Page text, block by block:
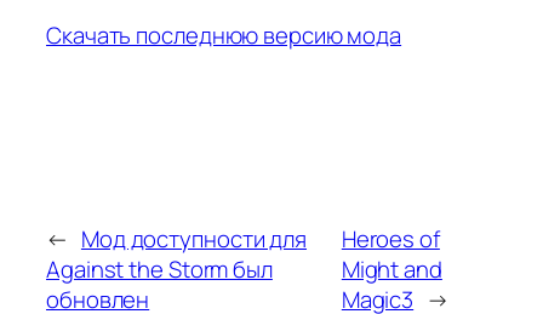
Скачать последнюю версию мода
← Мод доступности для
Against the Storm был
обновлен
Heroes of
Might and
Magic3 →